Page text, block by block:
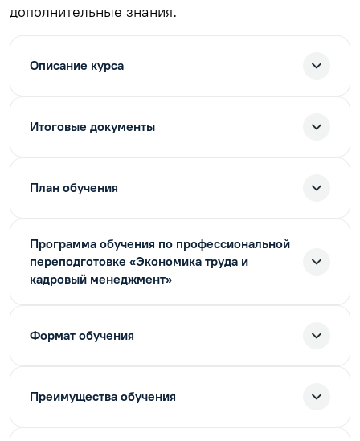
дополнительные знания.
Описание курса
Итоговые документы
План обучения
Программа обучения по профессиональной
переподготовке «Экономика труда и
кадровый менеджмент»
Формат обучения
Преимущества обучения